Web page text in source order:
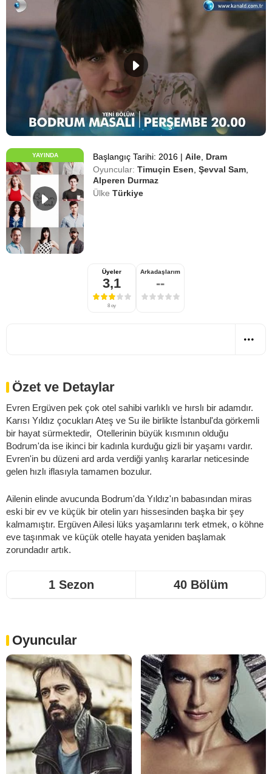
YAYINDA Başlangıç Tarihi: 2016 | Aile Dram
Oyuncular: Timuçin Esen ,Şevval Sam
Alperen Durmaz
Ülke Türkiye
Üyeler
3,1
8 oy
Arkadaşlarım
--
Özet ve Detaylar
Evren Ergüven pek çok otel sahibi varlıklı ve hırslı bir adamdır.
Karısı Yıldız çocukları Ateş ve Su ile birlikte İstanbul'da görkemli
bir hayat sürmektedir, Otellerinin büyük kısmının olduğu
Bodrum'da ise ikinci bir kadınla kurduğu gizli bir yaşamı vardır.
Evren'in bu düzeni ard arda verdiği yanlış kararlar neticesinde
gelen hızlı iflasıyla tamamen bozulur.
Ailenin elinde avucunda Bodrum'da Yıldız'ın babasından miras
eski bir ev ve küçük bir otelin yarı hissesinden başka bir şey
kalmamıştır. Ergüven Ailesi lüks yaşamlarını terk etmek, o köhne
eve taşınmak ve küçük otelle hayata yeniden başlamak
zorundadır artık.
1 Sezon 40 Bölüm
Oyuncular